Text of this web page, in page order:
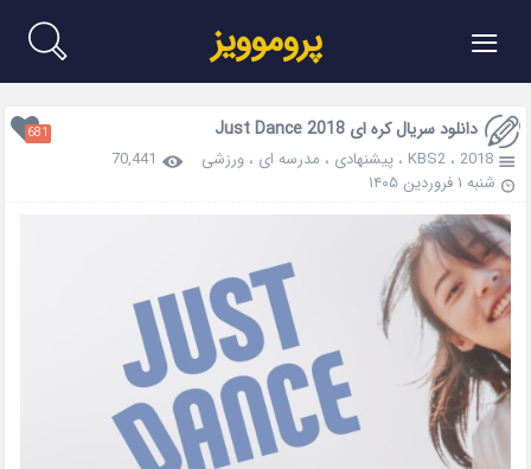
≡ پروموویز
دانلود سریال کره ای Just Dance 2018 681
2018 ،KBS2 ،پیشنهادی ، مدرسه ای ،ورزشی
70,441
شنبه ۱ فروردین ۱۴۰۵